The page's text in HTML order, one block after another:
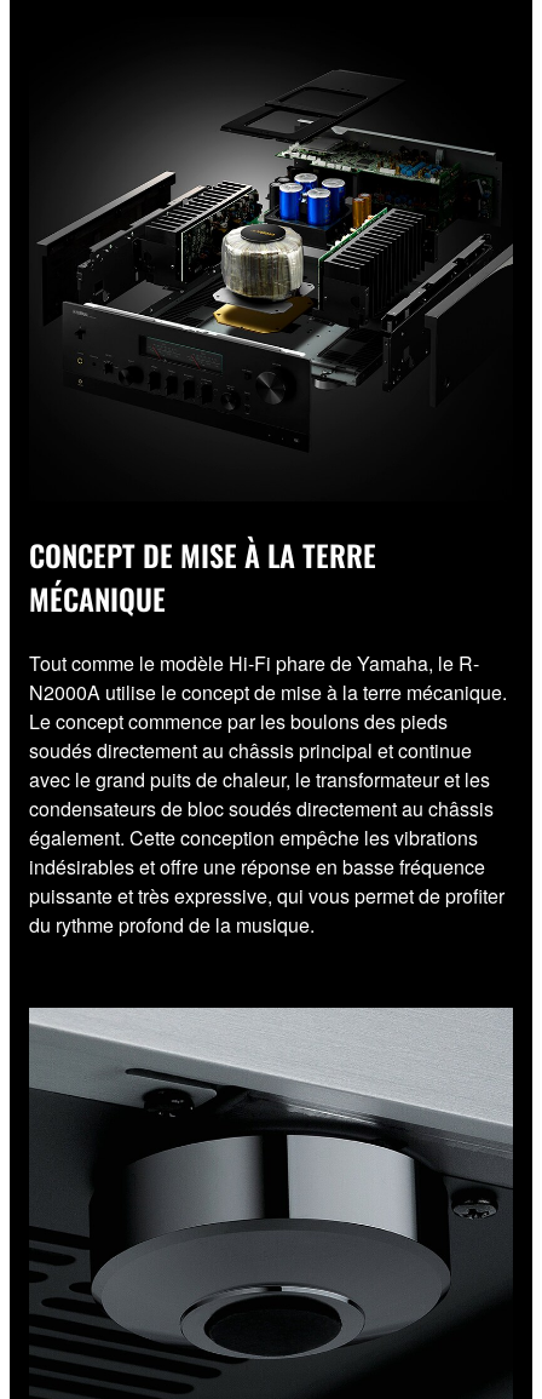
CONCEPT DE MISE À LA TERRE
MÉCANIQUE
Tout comme le modèle Hi-Fi phare de Yamaha, le R-
N2000A utilise le concept de mise à la terre mécanique.
Le concept commence par les boulons des pieds
soudés directement au châssis principal et continue
avec le grand puits de chaleur, le transformateur et les
condensateurs de bloc soudés directement au châssis
également. Cette conception empêche les vibrations
indésirables et offre une réponse en basse fréquence
puissante et très expressive, qui vous permet de profiter
du rythme profond de la musique.